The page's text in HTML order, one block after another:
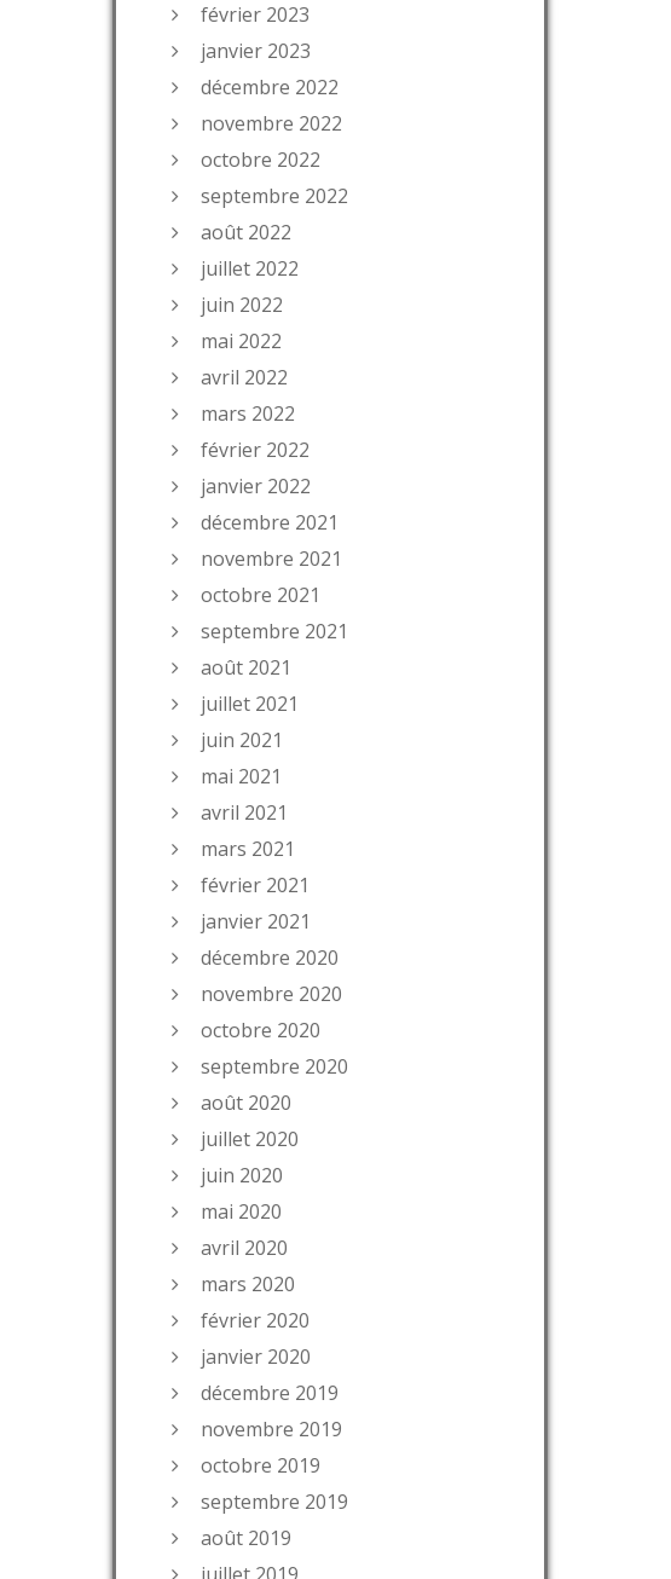
février 2023
janvier 2023
décembre 2022
novembre 2022
octobre 2022
septembre 2022
août 2022
juillet 2022
juin 2022
mai 2022
avril 2022
mars 2022
février 2022
janvier 2022
décembre 2021
novembre 2021
octobre 2021
septembre 2021
août 2021
juillet 2021
juin 2021
mai 2021
avril 2021
mars 2021
février 2021
janvier 2021
décembre 2020
novembre 2020
octobre 2020
septembre 2020
août 2020
juillet 2020
juin 2020
mai 2020
avril 2020
mars 2020
février 2020
janvier 2020
décembre 2019
novembre 2019
octobre 2019
septembre 2019
août 2019